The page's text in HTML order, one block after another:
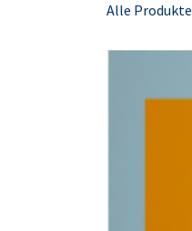
Alle Produkte